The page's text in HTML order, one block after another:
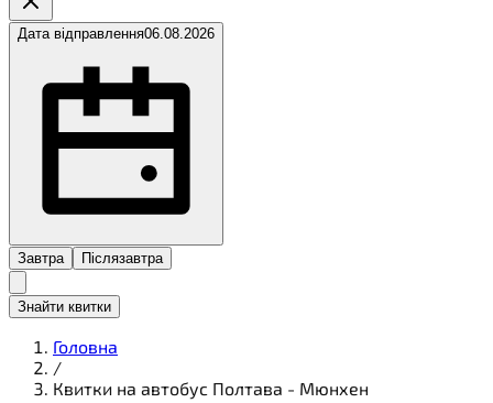
Дата відправлення06.08.2026
Завтра Післязавтра
Знайти квитки
Головна
/
Квитки на автобус Полтава - Мюнхен